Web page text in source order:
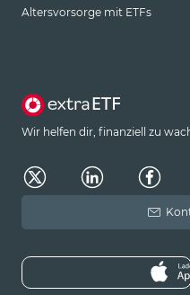
Altersvorsorge mit ETFs
Wir helfen dir, finanziell zu